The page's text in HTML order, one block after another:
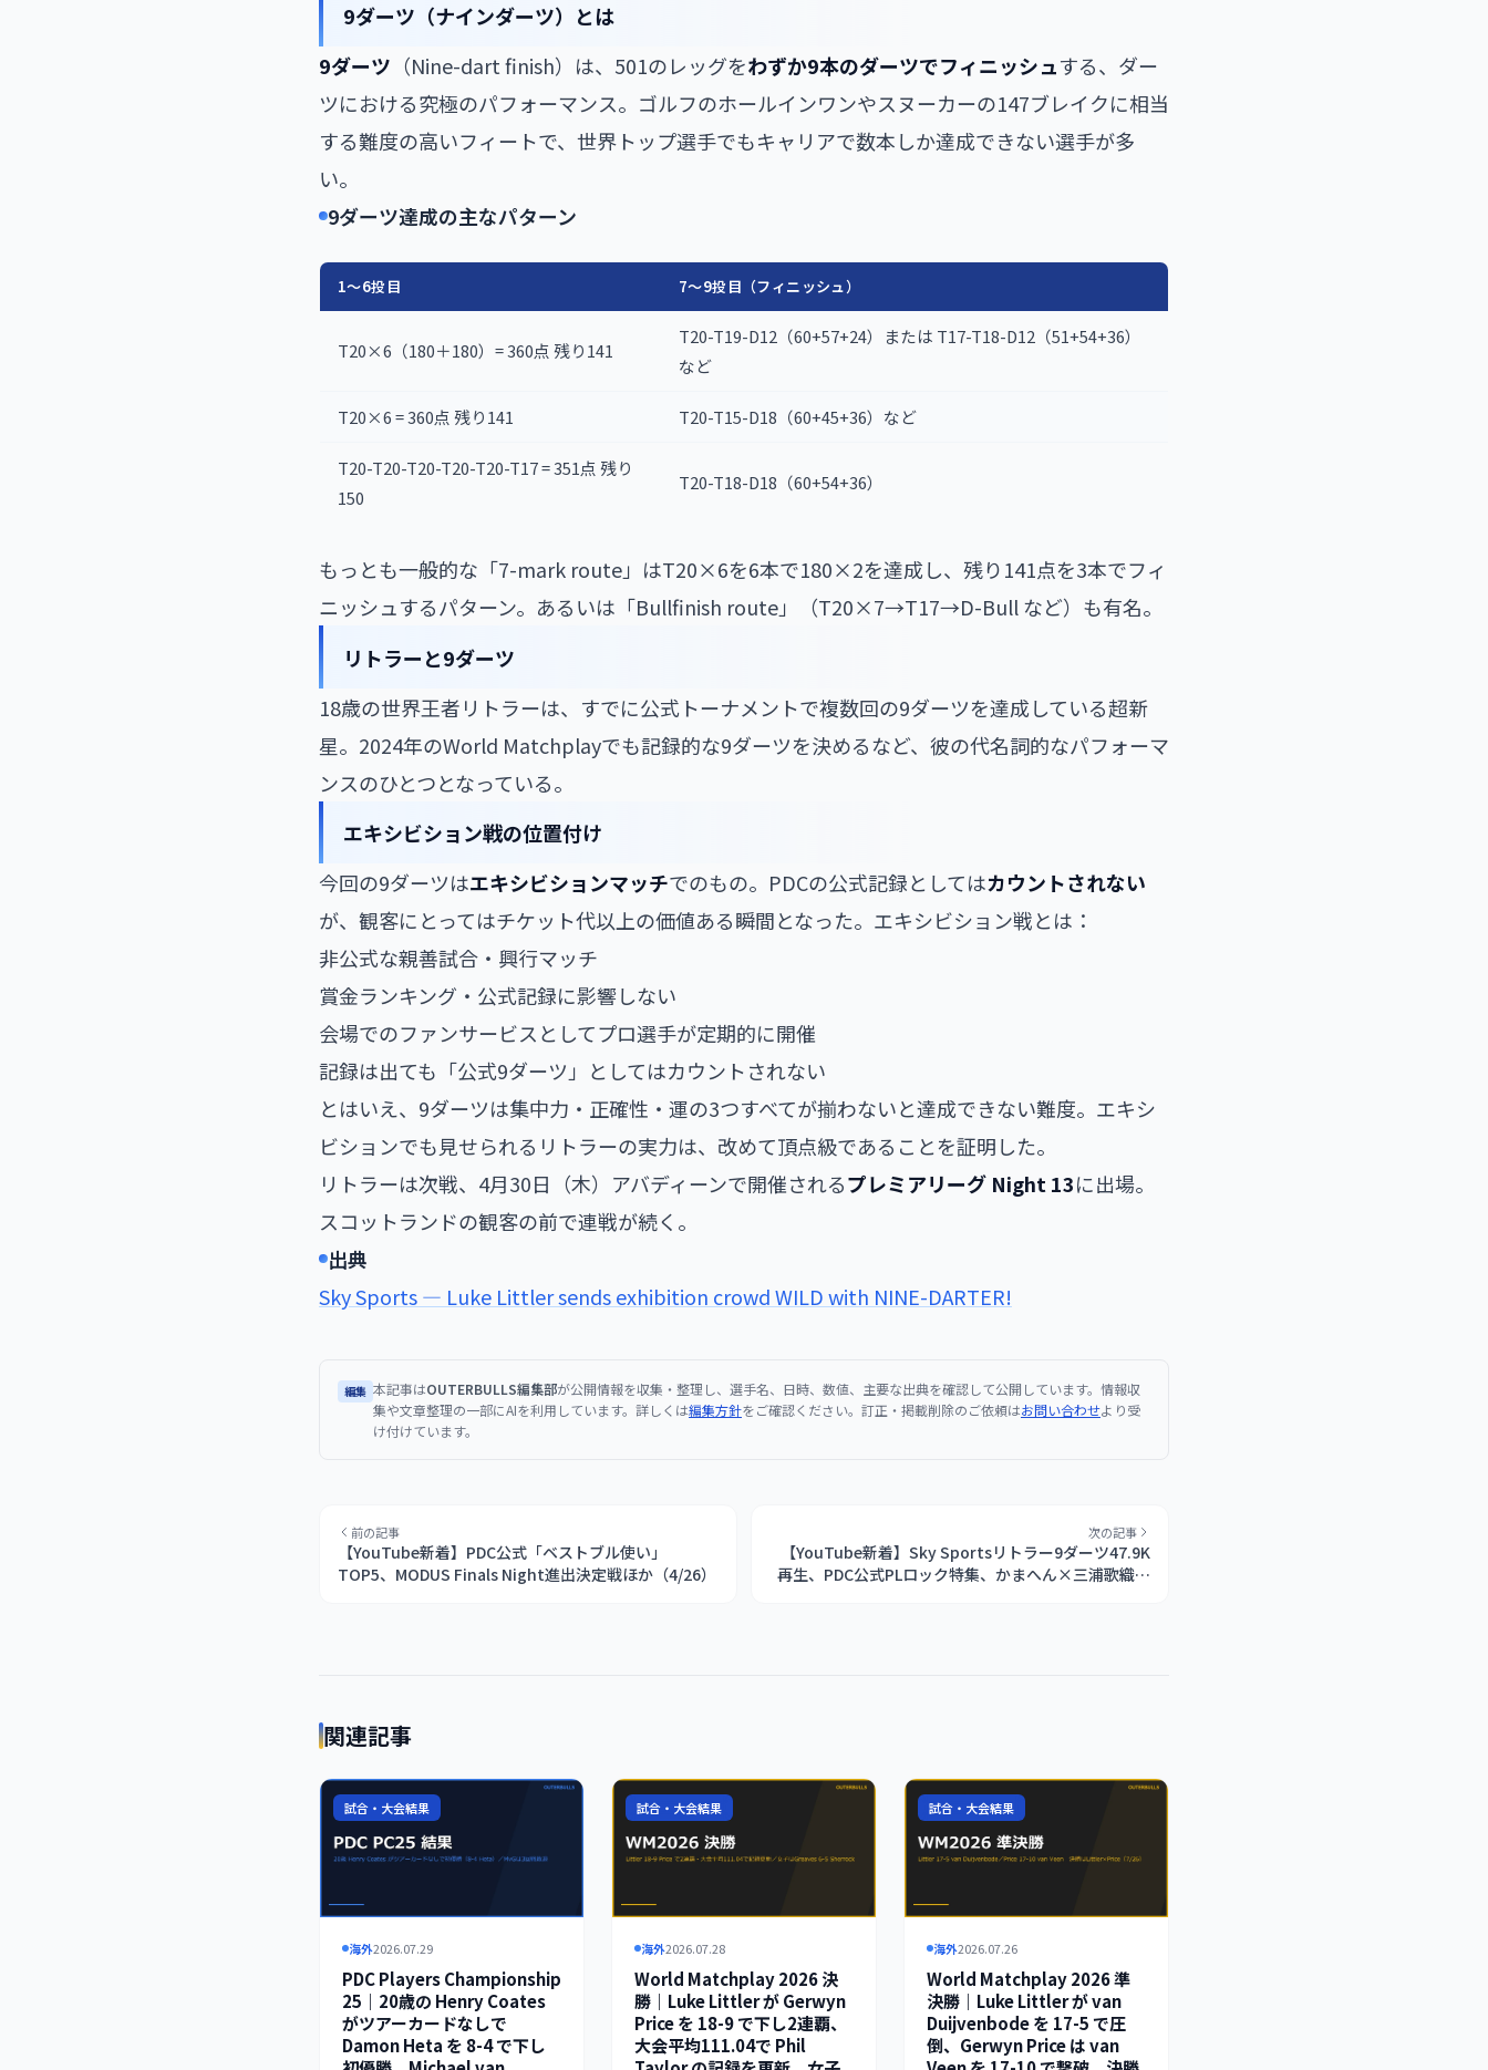
9ダーツ（ナインダーツ）とは
9ダーツ （Nine-dart finish）は、501のレッグをわずか9本のダーツでフィニッシュする、ダー
ツにおける究極のパフォーマンス。ゴルフのホールインワンやスヌーカーの147ブレイクに相当
する難度の高いフィートで、世界トップ選手でもキャリアで数本しか達成できない選手が多
い。
9ダーツ達成の主なパターン
1〜6投目 7〜9投目（フィニッシュ）
T20×6（180＋180）= 360点 残り141
T20-T19-D12（60+57+24）または T17-T18-D12（51+54+36）
など
T20×6 = 360点 残り141 T20-T15-D18（60+45+36）など
T20-T20-T20-T20-T20-T17 = 351点 残り
150
T20-T18-D18（60+54+36）
もっとも一般的な「7-mark route」はT20×6を6本で180×2を達成し、残り141点を3本でフィ
ニッシュするパターン。あるいは「Bullfinish route」（T20×7→T17→D-Bull など）も有名。
リトラーと9ダーツ
18歳の世界王者リトラーは、すでに公式トーナメントで複数回の9ダーツを達成している超新
星。2024年のWorld Matchplayでも記録的な9ダーツを決めるなど、彼の代名詞的なパフォーマ
ンスのひとつとなっている。
エキシビション戦の位置付け
今回の9ダーツはエキシビションマッチでのもの。PDCの公式記録としてはカウントされない
が、観客にとってはチケット代以上の価値ある瞬間となった。エキシビション戦とは：
非公式な親善試合・興行マッチ
賞金ランキング・公式記録に影響しない
会場でのファンサービスとしてプロ選手が定期的に開催
記録は出ても「公式9ダーツ」としてはカウントされない
とはいえ、9ダーツは集中力・正確性・運の3つすべてが揃わないと達成できない難度。エキシ
ビションでも見せられるリトラーの実力は、改めて頂点級であることを証明した。
リトラーは次戦、4月30日（木）アバディーンで開催されるプレミアリーグ Night 13に出場。
スコットランドの観客の前で連戦が続く。
出典
Sky Sports — Luke Littler sends exhibition crowd WILD with NINE-DARTER!
編集 本記事はOUTERBULLS編集部が公開情報を収集・整理し、選手名、日時、数値、主要な出典を確認して公開しています。情報収
集や文章整理の一部にAIを利用しています。詳しくは編集方針をご確認ください。訂正・掲載削除のご依頼はお問い合わせより受
け付けています。
前の記事
【YouTube新着】PDC公式「ベストブル使い」
TOP5、MODUS Finals Night進出決定戦ほか（4/26）
次の記事
【YouTube新着】Sky Sportsリトラー9ダーツ47.9K
再生、PDC公式PLロック特集、かまへん×三浦歌織コ
関連記事
試合・大会結果
海外2026.07.29
PDC Players Championship
25｜20歳の Henry Coates
がツアーカードなしで
Damon Heta を 8-4 で下し
試合・大会結果
海外2026.07.28
World Matchplay 2026 決
勝｜Luke Littler が Gerwyn
Price を 18-9 で下し2連覇、
大会平均111.04で Phil
試合・大会結果
海外2026.07.26
World Matchplay 2026 準
決勝｜Luke Littler が van
Duijvenbode を 17-5 で圧
倒、Gerwyn Price は van